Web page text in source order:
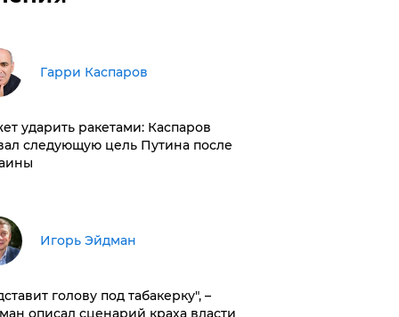
Гарри Каспаров
ударить ракетами: Каспаров
следующую цель Путина после
Игорь Эйдман
голову под табакерку", –
описал сценарий краха власти